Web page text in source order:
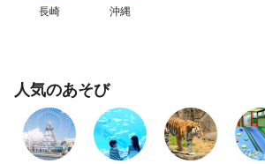
長崎 沖縄
人気のあそび